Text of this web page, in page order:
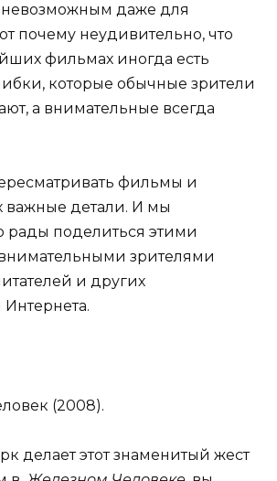
невозможным даже для
почему неудивительно, что
фильмах иногда есть
которые обычные зрители
а внимательные всегда
фильмы и
важные детали. И мы
рады поделиться этими
зрителями
и других
Интернета.
(2008).
делает этот знаменитый жест